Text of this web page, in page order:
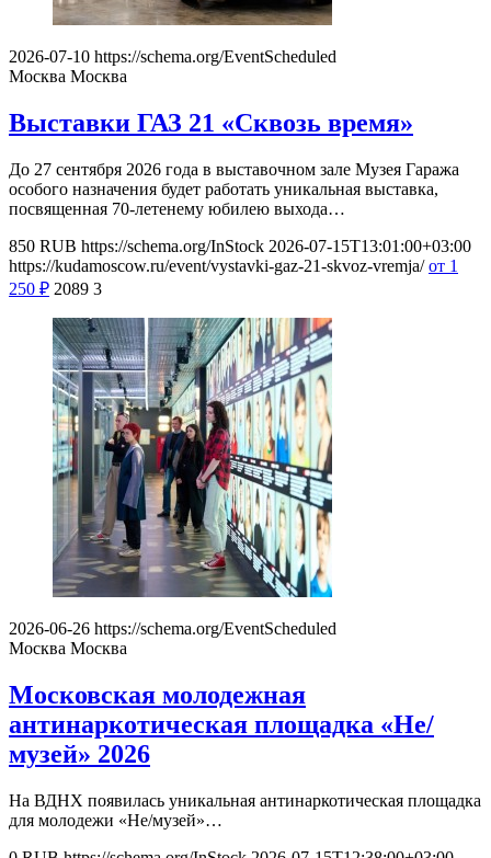
2026-07-10 https://schema.org/EventScheduled
Москва Москва
Выставки ГАЗ 21 «Сквозь время»
До 27 сентября 2026 года в выставочном зале Музея Гаража
особого назначения будет работать уникальная выставка,
посвященная 70-летенему юбилею выхода…
850 RUB https://schema.org/InStock 2026-07-15T13:01:00+03:00
https://kudamoscow.ru/event/vystavki-gaz-21-skvoz-vremja/ от 1
250 ₽ 2089 3
2026-06-26 https://schema.org/EventScheduled
Москва Москва
Московская молодежная
антинаркотическая площадка «Не/
музей» 2026
На ВДНХ появилась уникальная антинаркотическая площадка
для молодежи «Не/музей»…